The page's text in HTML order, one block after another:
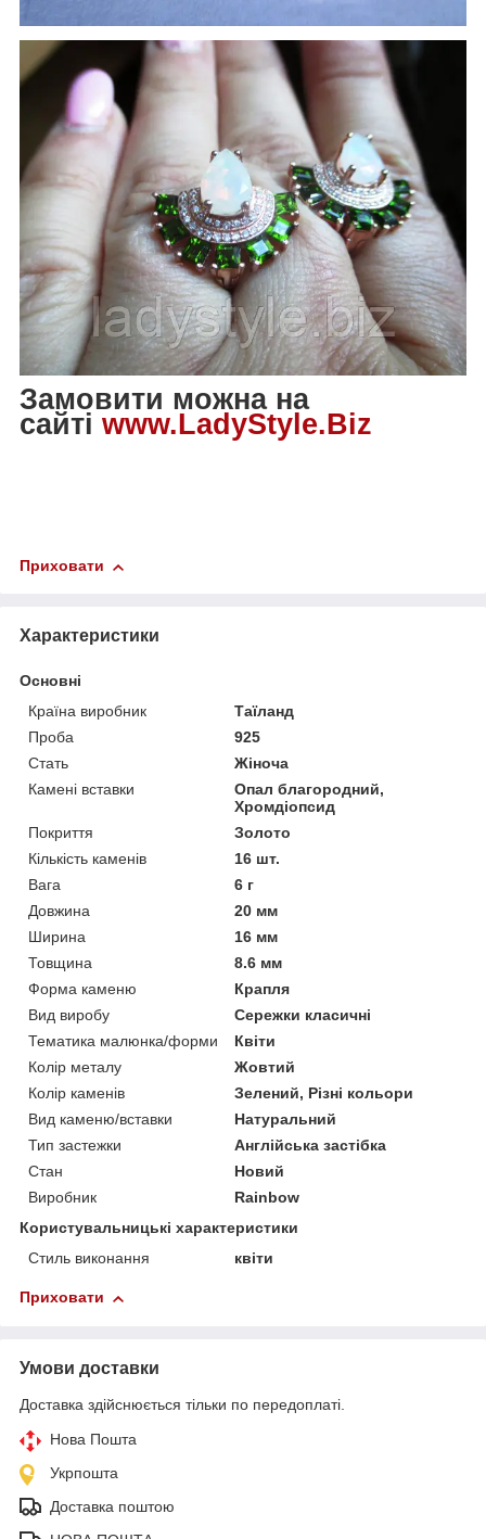
Замовити можна на
сайті www.LadyStyle.Biz
Приховати
Характеристики
Основні
Країна виробник
Таїланд
Проба
925
Стать
Жіноча
Камені вставки
Опал благородний,
Хромдіопсид
Покриття
Золото
Кількість каменів
16 шт.
Вага
6 г
Довжина
20 мм
Ширина
16 мм
Товщина
8.6 мм
Форма каменю
Крапля
Вид виробу
Сережки класичні
Тематика малюнка/форми
Квіти
Колір металу
Жовтий
Колір каменів
Зелений, Різні кольори
Вид каменю/вставки
Натуральний
Тип застежки
Англійська застібка
Стан
Новий
Виробник
Rainbow
Користувальницькі характеристики
Стиль виконання
квіти
Приховати
Умови доставки
Доставка здійснюється тільки по передоплаті.
Нова Пошта
Укрпошта
Доставка поштою